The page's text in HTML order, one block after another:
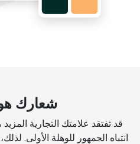
شعارك
قد تفتقد علامتك التجارية
انتباه الجمهور للوهلة الأولى.